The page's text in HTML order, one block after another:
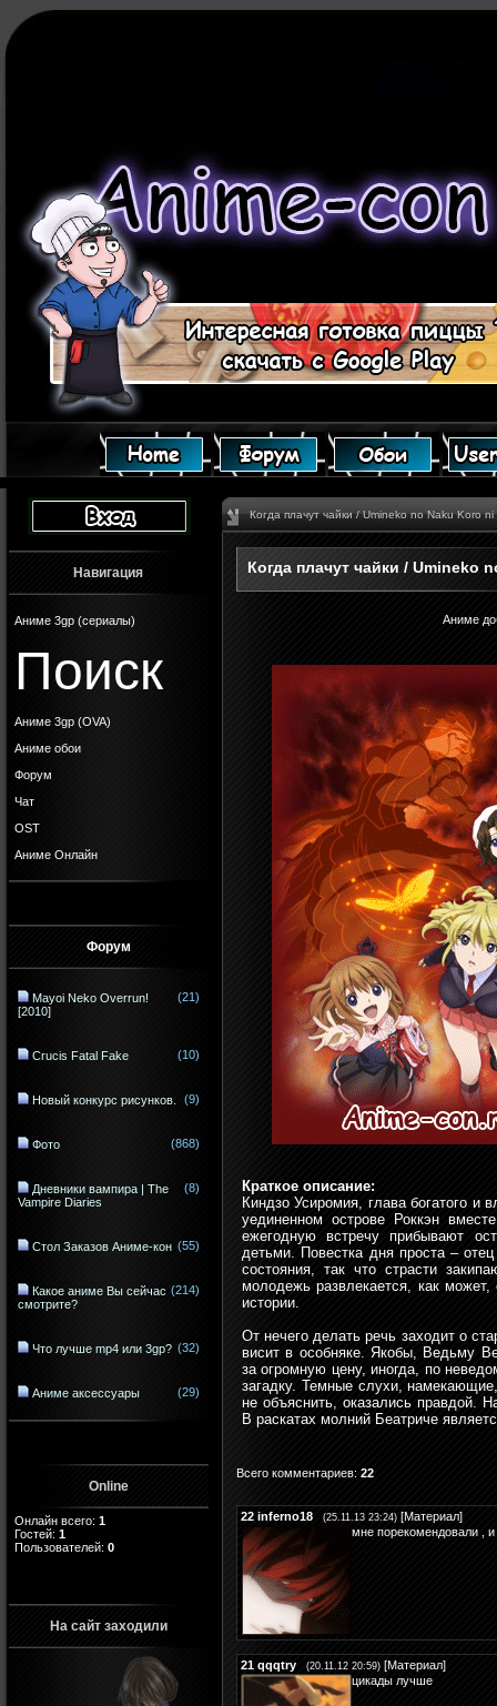
Навигация
Аниме 3gp (сериалы)
Поиск
Аниме 3gp (OVA)
Аниме обои
Форум
Чат
OST
Аниме Онлайн
Форум
Mayoi Neko Overrun!
[2010]
(21)
Crucis Fatal Fake (10)
Новый конкурс рисунков. (9)
Фото (868)
Дневники вампира | The
Vampire Diaries
(8)
Стол Заказов Аниме-кон (55)
Какое аниме Вы сейчас
смотрите?
(214)
Что лучше mp4 или 3gp? (32)
Аниме аксессуары (29)
Online
Онлайн всего: 1
Гостей: 1
Пользователей: 0
На сайт заходили
Когда плачут чайки / Umineko no Naku Koro ni
Когда плачут чайки / Umineko
Аниме
Краткое описание:
Киндзо Усиромия, глава богатого и
уединенном острове Роккэн
ежегодную встречу прибывают
детьми. Повестка дня проста –
состояния, так что страсти
молодежь развлекается, как
истории.
От нечего делать речь заходит о
висит в особняке. Якобы, Ведьму
за огромную цену, иногда, по
загадку. Темные слухи,
не объяснить, оказались правдой.
В раскатах молний Беатриче
Всего комментариев: 22
22 inferno18 (25.11.13 23:24) [Материал]
мне порекомендовали ,
21 qqqtry (20.11.12 20:59) [Материал]
цикады лучше